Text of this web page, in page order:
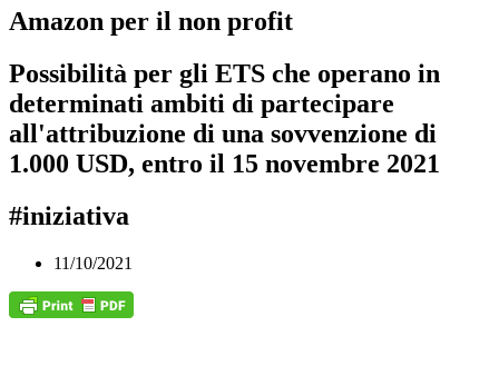
Amazon per il non profit
Possibilità per gli ETS che operano in
determinati ambiti di partecipare
all'attribuzione di una sovvenzione di
1.000 USD, entro il 15 novembre 2021
#iniziativa
11/10/2021